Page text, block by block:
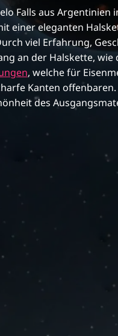
Falls aus Argentinien
einer eleganten
viel Erfahrung,
an der Halskette, wie
, welche für
Kanten offenbaren.
des